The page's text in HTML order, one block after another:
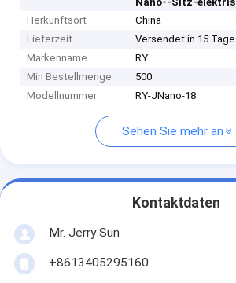
Herkunftsort
China
Lieferzeit
Versendet in 15
Markenname
RY
Min Bestellmenge
500
Modellnummer
RY-JNano-18
Sehen Sie mehr an
Kontaktdaten
Mr. Jerry Sun
+8613405295160